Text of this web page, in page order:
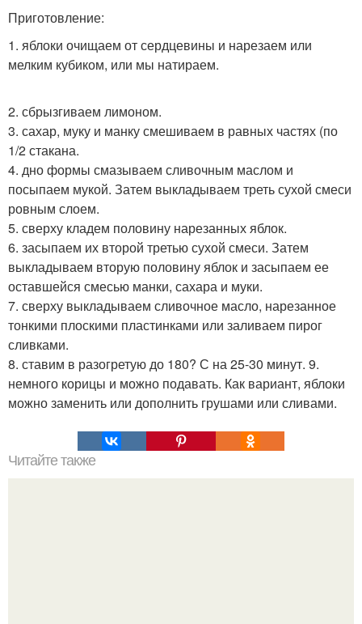
Приготовление:
1. яблоки очищаем от сердцевины и нарезаем или
мелким кубиком, или мы натираем.
2. сбрызгиваем лимоном.
3. сахар, муку и манку смешиваем в равных частях (по
1/2 стакана.
4. дно формы смазываем сливочным маслом и
посыпаем мукой. Затем выкладываем треть сухой смеси
ровным слоем.
5. сверху кладем половину нарезанных яблок.
6. засыпаем их второй третью сухой смеси. Затем
выкладываем вторую половину яблок и засыпаем ее
оставшейся смесью манки, сахара и муки.
7. сверху выкладываем сливочное масло, нарезанное
тонкими плоскими пластинками или заливаем пирог
сливками.
8. ставим в разогретую до 180? С на 25-30 минут. 9.
немного корицы и можно подавать. Как вариант, яблоки
можно заменить или дополнить грушами или сливами.
Читайте также